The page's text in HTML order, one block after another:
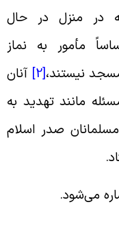
منزل در حال
مأمور به نماز
نیستند،[2] آنان
مانند تهدید به
صدر اسلام
می‌شود.